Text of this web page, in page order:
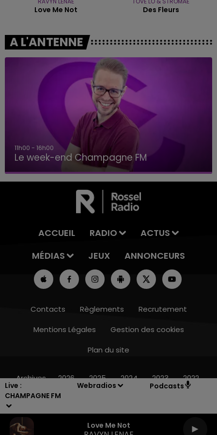
Live :
CHAMPAGNE FM
Webradios Podcasts
Love Me Not
Love Me Not Des Fleurs
A L'ANTENNE
11h00 - 16h00
Le week-end Champagne FM
ACCUEIL RADIO
ACTUS
MÉDIAS
JEUX ANNONCEURS
Contacts Règlements
Recrutement
Mentions Légales
Gestion des cookies
Plan du site
Archives 2026 2025 2024 2023 2022